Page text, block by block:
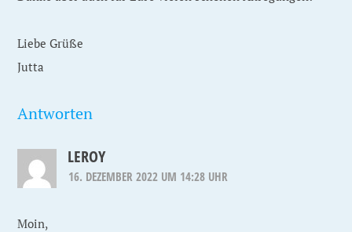
Liebe Grüße
Jutta
Antworten
LEROY
16. DEZEMBER 2022 UM 14:28 UHR
Moin,